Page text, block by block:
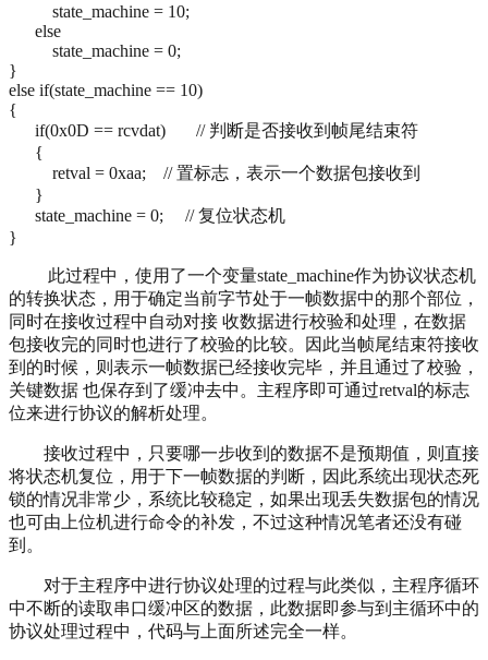
state_machine = 10;
else
state_machine = 0;
}
else if(state_machine == 10)
{
if(0x0D == rcvdat) // 判断是否接收到帧尾结束符
{
retval = 0xaa; // 置标志，表示一个数据包接收到
}
state_machine = 0; // 复位状态机
}
此过程中，使用了一个变量state_machine作为协议状态机
的转换状态，用于确定当前字节处于一帧数据中的那个部位，
同时在接收过程中自动对接 收数据进行校验和处理，在数据
包接收完的同时也进行了校验的比较。因此当帧尾结束符接收
到的时候，则表示一帧数据已经接收完毕，并且通过了校验，
关键数据 也保存到了缓冲去中。主程序即可通过retval的标志
位来进行协议的解析处理。
接收过程中，只要哪一步收到的数据不是预期值，则直接
将状态机复位，用于下一帧数据的判断，因此系统出现状态死
锁的情况非常少，系统比较稳定，如果出现丢失数据包的情况
也可由上位机进行命令的补发，不过这种情况笔者还没有碰
到。
对于主程序中进行协议处理的过程与此类似，主程序循环
中不断的读取串口缓冲区的数据，此数据即参与到主循环中的
协议处理过程中，代码与上面所述完全一样。